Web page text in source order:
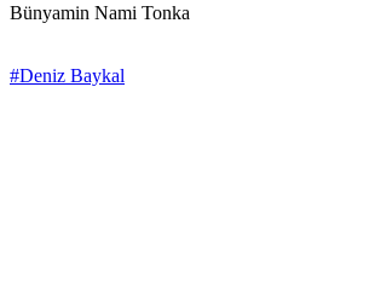
Bünyamin Nami Tonka
#Deniz Baykal